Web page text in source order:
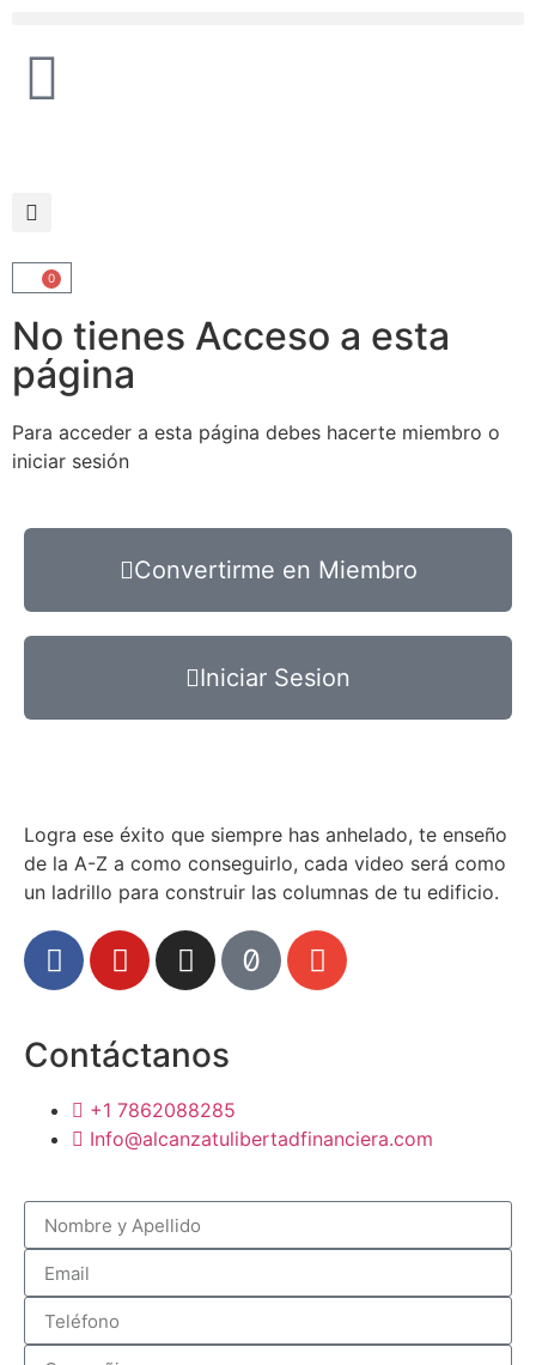
0
No tienes Acceso a esta
página
Para acceder a esta página debes hacerte miembro o
iniciar sesión
Convertirme en Miembro
Iniciar Sesion
Logra ese éxito que siempre has anhelado, te enseño
de la A-Z a como conseguirlo, cada video será como
un ladrillo para construir las columnas de tu edificio.
Contáctanos
+1 7862088285
Info@alcanzatulibertadfinanciera.com